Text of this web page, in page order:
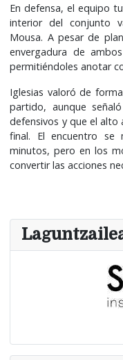
En defensa, el equipo
interior del conjunto
Mousa. A pesar de
envergadura de
permitiéndoles anotar
Iglesias valoró de
partido, aunque
defensivos y que el alto
final. El encuentro se
minutos, pero en los
convertir las acciones